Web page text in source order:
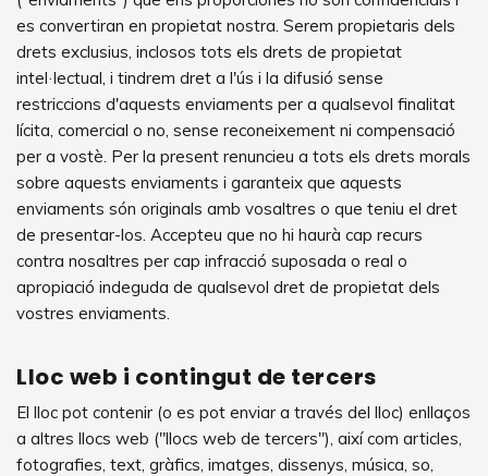
es convertiran en propietat nostra. Serem propietaris dels
drets exclusius, inclosos tots els drets de propietat
intel·lectual, i tindrem dret a l'ús i la difusió sense
restriccions d'aquests enviaments per a qualsevol finalitat
lícita, comercial o no, sense reconeixement ni compensació
per a vostè. Per la present renuncieu a tots els drets morals
sobre aquests enviaments i garanteix que aquests
enviaments són originals amb vosaltres o que teniu el dret
de presentar-los. Accepteu que no hi haurà cap recurs
contra nosaltres per cap infracció suposada o real o
apropiació indeguda de qualsevol dret de propietat dels
vostres enviaments.
Lloc web i contingut de tercers
El lloc pot contenir (o es pot enviar a través del lloc) enllaços
a altres llocs web ("llocs web de tercers"), així com articles,
fotografies, text, gràfics, imatges, dissenys, música, so,